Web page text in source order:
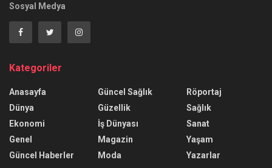
Sosyal Medya
Kategoriler
Anasayfa
Dünya
Ekonomi
Genel
Güncel Haberler
Güncel Sağlık
Güzellik
İş Dünyası
Magazin
Moda
Röportaj
Sağlık
Sanat
Yaşam
Yazarlar